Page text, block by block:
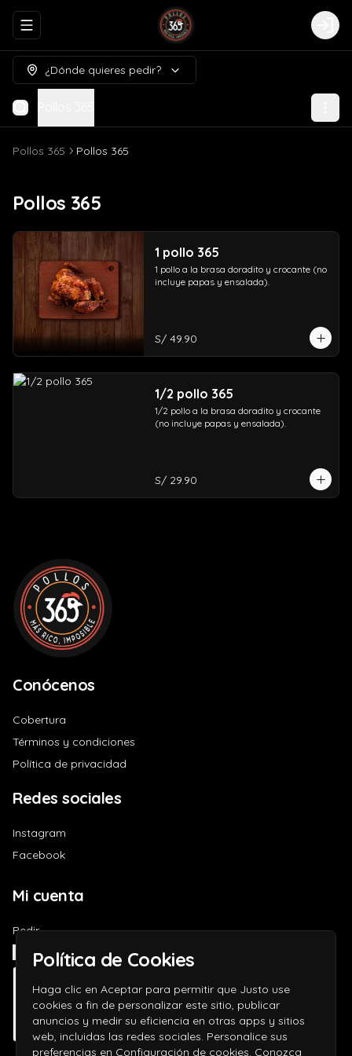
Abrir menu de navegación Login
¿Dónde quieres pedir?
Pollos 365 Pollos 365
Pollos 365
1 pollo 365
1 pollo a la brasa doradito y crocante (no
incluye papas y ensalada).
S/ 49.90
1/2 pollo 365
1/2 pollo a la brasa doradito y crocante
(no incluye papas y ensalada).
S/ 29.90
Conócenos
Cobertura
Términos y condiciones
Política de privacidad
Redes sociales
Instagram
Facebook
Mi cuenta
Pedir
Iniciar sesión
Política de Cookies
Haga clic en Aceptar para permitir que Justo use
cookies a fin de personalizar este sitio, publicar
anuncios y medir su eficiencia en otras apps y sitios
web, incluidas las redes sociales. Personalice sus
preferencias en Configuración de cookies. Conozca